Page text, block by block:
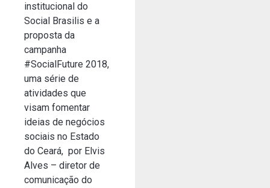
institucional do
Social Brasilis e a
proposta da
campanha
#SocialFuture 2018,
uma série de
atividades que
visam fomentar
ideias de negócios
sociais no Estado
do Ceará, por Elvis
Alves – diretor de
comunicação do